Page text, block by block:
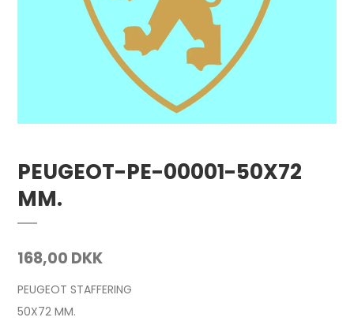
PEUGEOT-PE-00001-50X72
MM.
168,00 DKK
PEUGEOT STAFFERING
50X72 MM.